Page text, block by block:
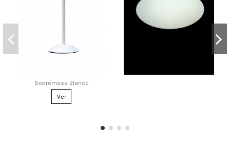
Sobremesa Blanco
Ver